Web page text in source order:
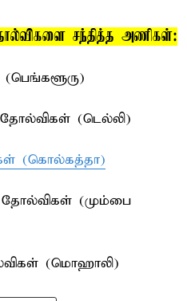
சந்தித்த அணிகள்:
(டெல்லி)
(கொல்கத்தா)
(மும்பை
(மொஹாலி)